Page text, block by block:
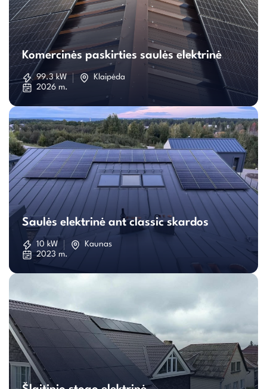
Komercinės
paskirties
saulės
Komercinės paskirties saulės elektrinė
99.3 kW
Klaipėda
2026 m.
Saulės
elektrinė
Saulės elektrinė ant classic skardos
10 kW
Kaunas
2023 m.
Šlaitinio
stogo